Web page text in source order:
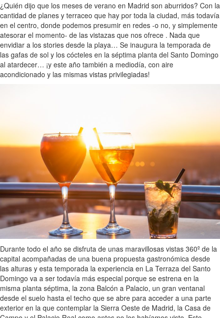
¿Quién dijo que los meses de verano en Madrid son aburridos? Con la
cantidad de planes y terraceo que hay por toda la ciudad, más todavía
en el centro, donde podemos presumir en redes -o no, y simplemente
atesorar el momento- de las vistazas que nos ofrece . Nada que
envidiar a los stories desde la playa… Se inaugura la temporada de
las gafas de sol y los cócteles en la séptima planta del Santo Domingo
al atardecer… ¡y este año también a mediodía, con aire
acondicionado y las mismas vistas privilegiadas!
Durante todo el año se disfruta de unas maravillosas vistas 360º de la
capital acompañadas de una buena propuesta gastronómica desde
las alturas y esta temporada la experiencia en La Terraza del Santo
Domingo va a ser todavía más especial porque se estrena en la
misma planta séptima, la zona Balcón a Palacio, un gran ventanal
desde el suelo hasta el techo que se abre para acceder a una parte
exterior en la que contemplar la Sierra Oeste de Madrid, la Casa de